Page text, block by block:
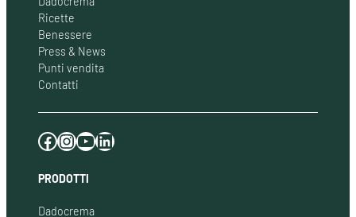
Ricette
Benessere
Press & News
Punti vendita
Contatti
Facebook Instagram YouTube LinkedIn
PRODOTTI
Dadocrema